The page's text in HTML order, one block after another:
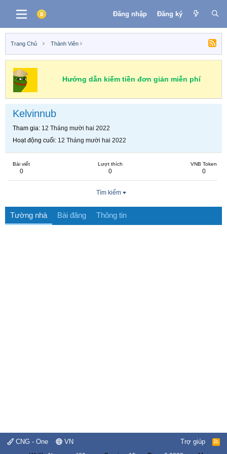
Đăng nhập Đăng ký
Trang Chủ Thành Viên
Hướng dẫn kiếm tiền đơn giản miễn phí
Kelvinnub
Tham gia 12 Tháng mười hai 2022
Hoạt động cuối 12 Tháng mười hai 2022
Bài viết
0
Lượt thích
0
VNB Token
0
Tìm kiếm
Tường nhà Bài đăng Thông tin
CNG - One VN Trợ giúp
R